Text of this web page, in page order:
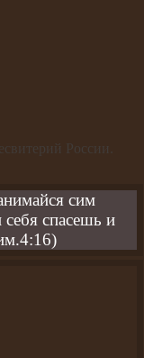
России.
сим
спасешь и